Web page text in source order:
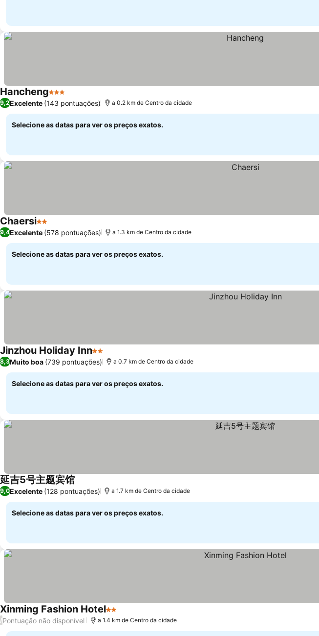
Hancheng3 Estrelas
9,2Excelente (143 pontuações) a 0.2 km de Centro da cidade
Selecione as datas para ver os preços exatos.
Chaersi2 Estrelas
9,4Excelente (578 pontuações) a 1.3 km de Centro da cidade
Selecione as datas para ver os preços exatos.
Jinzhou Holiday Inn2 Estrelas
8,3Muito boa (739 pontuações) a 0.7 km de Centro da cidade
Selecione as datas para ver os preços exatos.
延吉5号主题宾馆
9,0Excelente (128 pontuações) a 1.7 km de Centro da cidade
Selecione as datas para ver os preços exatos.
Xinming Fashion Hotel2 Estrelas
/Pontuação não disponível a 1.4 km de Centro da cidade